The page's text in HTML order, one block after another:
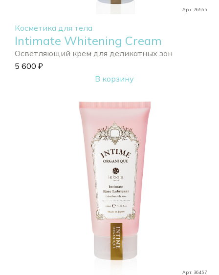
Арт. 76555
Косметика для тела
Intimate Whitening Cream
Осветляющий крем для деликатных зон
5 600 ₽
В корзину
Арт. 36457